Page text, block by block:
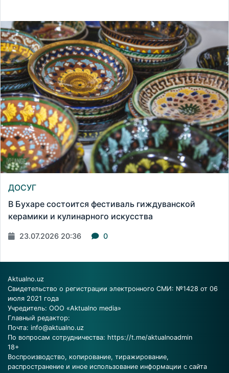
ДОСУГ
В Бухаре состоится фестиваль гиждуванской
керамики и кулинарного искусства
23.07.2026 20:36 0
Aktualno.uz
Свидетельство о регистрации электронного СМИ: №1428 от 06
июля 2021 года
Учредитель: ООО «Aktualno media»
Главный редактор:
Почта: info@aktualno.uz
По вопросам сотрудничества: https://t.me/aktualnoadmin
18+
Воспроизводство, копирование, тиражирование,
распространение и иное использование информации с сайта